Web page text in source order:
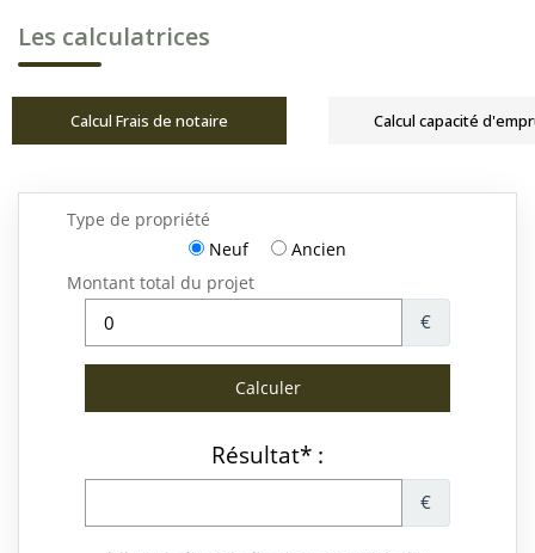
Les calculatrices
Calcul Frais de notaire Calcul capacité